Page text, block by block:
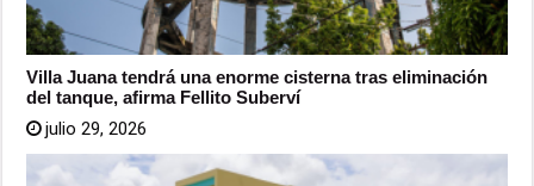
Villa Juana tendrá una enorme cisterna tras eliminación
del tanque, afirma Fellito Suberví
julio 29, 2026